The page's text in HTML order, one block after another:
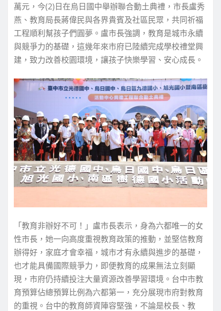
萬元，今(2)日在烏日國中舉辦聯合動土典禮，市長盧秀
燕、教育局長蔣偉民與各界貴賓及社區民眾，共同祈福
工程順利幫孩子們圓夢。盧市長強調，教育是城市永續
與競爭力的基礎，這幾年來市府已陸續完成學校禮堂興
建，致力改善校園環境，讓孩子快樂學習、安心成長。
「教育非辦好不可！」盧市長表示，身為六都唯一的女
性市長，她一向高度重視教育政策的推動，並堅信教育
辦得好，家庭才會幸福，城市才有永續與進步的基礎，
也才能具備國際競爭力，即便教育的成果無法立刻顯
現，市府仍持續投注大量資源改善學習環境。台中市教
育預算佔總預算比例為六都第一，充分展現市府對教育
的重視。台中的教育師資陣容堅強，不論是校長、教